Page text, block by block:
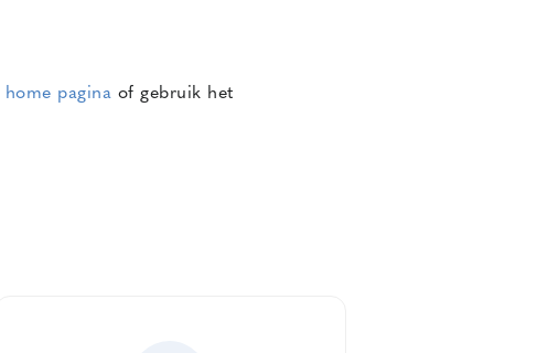
home pagina of gebruik het